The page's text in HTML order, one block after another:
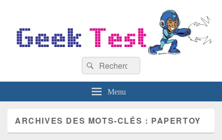
Recherche :
Rechercher
Menu
ARCHIVES DES MOTS-CLÉS : PAPERTOY